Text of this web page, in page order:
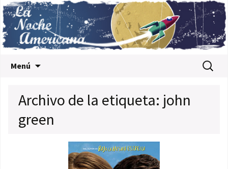
Menú Buscar:
Archivo de la etiqueta: john
green